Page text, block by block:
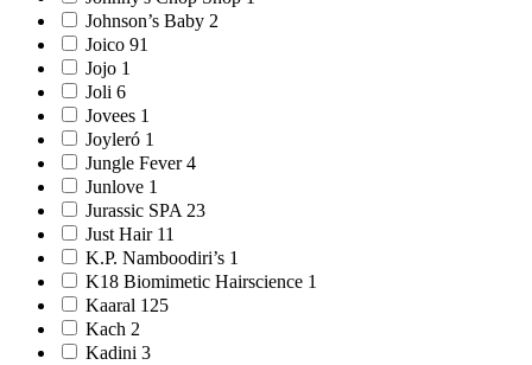
Johnson’s Baby 2
Joico 91
Jojo 1
Joli 6
Jovees 1
Joyleró 1
Jungle Fever 4
Junlove 1
Jurassic SPA 23
Just Hair 11
K.P. Namboodiri’s 1
K18 Biomimetic Hairscience 1
Kaaral 125
Kach 2
Kadini 3